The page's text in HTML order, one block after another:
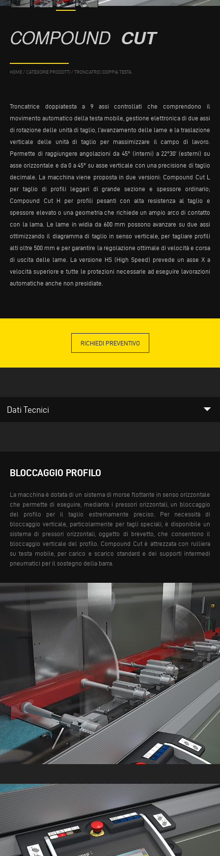
COMPOUND CUT
HOME / CATEGORIE PRODOTTI / TRONCATRICI DOPPIA TESTA
Troncatrice doppiatesta a 9 assi controllati che comprendono il
movimento automatico della testa mobile, gestione elettronica di due assi
di rotazione delle unità di taglio, l’avanzamento delle lame e la traslazione
verticale delle unità di taglio per massimizzare il campo di lavoro.
Permette di raggiungere angolazioni da 45° (interni) a 22°30’ (esterni) su
asse orizzontale e da 0 a 45° su asse verticale con una precisione di taglio
decimale. La macchina viene proposta in due versioni: Compound Cut L
per taglio di profili leggeri di grande sezione e spessore ordinario;
Compound Cut H per profili pesanti con alta resistenza al taglio e
spessore elevato o una geometria che richiede un ampio arco di contatto
con la lama. Le lame in widia da 600 mm possono avanzare su due assi
ottimizzando il diagramma di taglio in senso verticale, per tagliare profili
alti oltre 500 mm e per garantire la regolazione ottimale di velocità e corsa
di uscita delle lame. La versione HS (High Speed) prevede un asse X a
velocità superiore e tutte le protezioni necessarie ad eseguire lavorazioni
automatiche anche non presidiate.
RICHIEDI PREVENTIVO
Dati Tecnici arrow_drop_down
BLOCCAGGIO PROFILO
La macchina è dotata di un sistema di morse flottante in senso orizzontale
che permette di eseguire, mediante i pressori orizzontali, un bloccaggio
del profilo per il taglio estremamente preciso. Per necessità di
bloccaggio verticale, particolarmente per tagli speciali, è disponibile un
sistema di pressori orizzontali, oggetto di brevetto, che consentono il
bloccaggio verticale del profilo.
Compound Cut è attrezzata con rulliera
su testa mobile, per carico e scarico standard e dei supporti intermedi
pneumatici per il sostegno della barra.